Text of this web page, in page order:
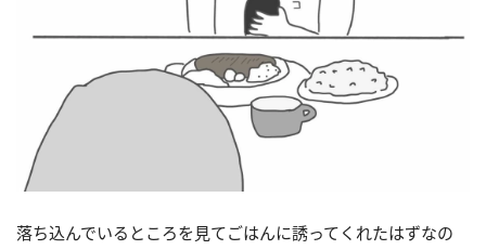
落ち込んでいるところを見てごはんに誘ってくれたはずなの